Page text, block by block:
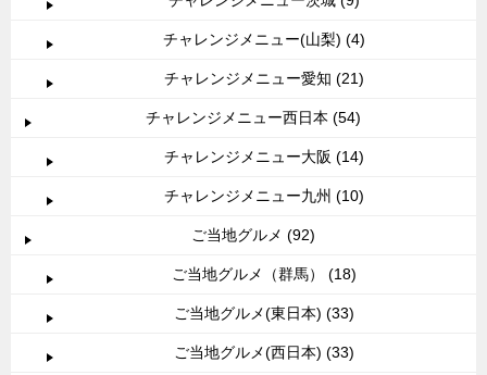
チャレンジメニュー(山梨) (4)
チャレンジメニュー愛知 (21)
チャレンジメニュー西日本 (54)
チャレンジメニュー大阪 (14)
チャレンジメニュー九州 (10)
ご当地グルメ (92)
ご当地グルメ（群馬） (18)
ご当地グルメ(東日本) (33)
ご当地グルメ(西日本) (33)